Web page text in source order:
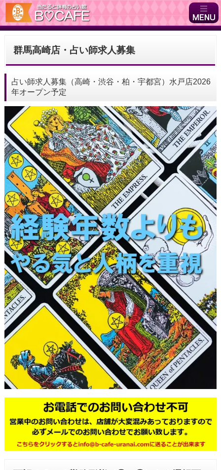
群馬高崎店・占い師求人募集
占い師求人募集（高崎・渋谷・柏・宇都宮）水戸店2026
年オープン予定